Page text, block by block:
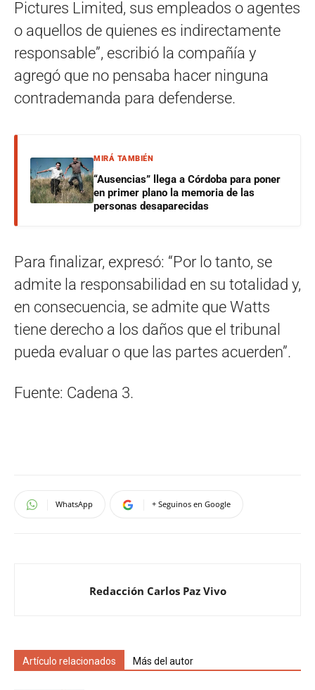
Pictures Limited, sus empleados o agentes
o aquellos de quienes es indirectamente
responsable”, escribió la compañía y
agregó que no pensaba hacer ninguna
contrademanda para defenderse.
MIRÁ TAMBIÉN
“Ausencias” llega a Córdoba para poner
en primer plano la memoria de las
personas desaparecidas
Para finalizar, expresó: “Por lo tanto, se
admite la responsabilidad en su totalidad y,
en consecuencia, se admite que Watts
tiene derecho a los daños que el tribunal
pueda evaluar o que las partes acuerden”.
Fuente: Cadena 3.
WhatsApp + Seguinos en Google
Redacción Carlos Paz Vivo
Artículo relacionados Más del autor